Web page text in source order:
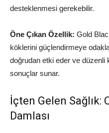
desteklenmesi gerekebilir.
Öne Çıkan Özellik: Gold
köklerini güçlendirmeye
doğrudan etki eder ve düzenli
sonuçlar sunar.
İçten Gelen Sağlık:
Damlası